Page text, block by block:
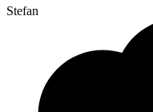
Stefan